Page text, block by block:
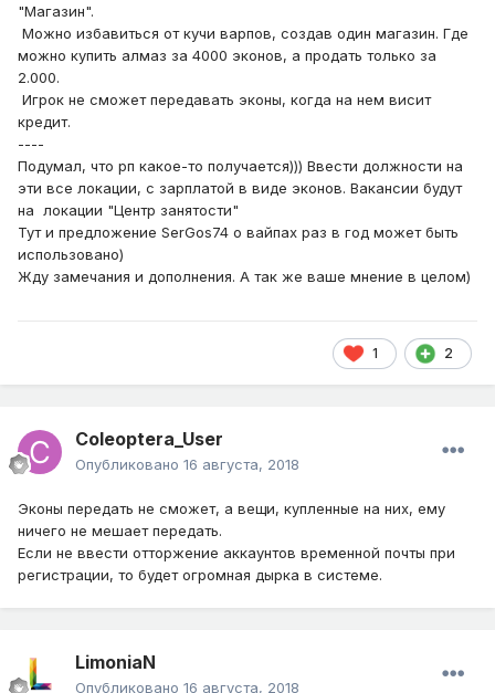
"Магазин".
Можно избавиться от кучи варпов, создав один магазин. Где
можно купить алмаз за 4000 эконов, а продать только за
2.000.
Игрок не сможет передавать эконы, когда на нем висит
кредит.
----
Подумал, что рп какое-то получается))) Ввести должности на
эти все локации, с зарплатой в виде эконов. Вакансии будут
на локации "Центр занятости"
Тут и предложение SerGos74 о вайпах раз в год может быть
использовано)
Жду замечания и дополнения. А так же ваше мнение в целом)
1 2
Coleoptera_User
Опубликовано 16 августа, 2018
Эконы передать не сможет, а вещи, купленные на них, ему
ничего не мешает передать.
Если не ввести отторжение аккаунтов временной почты при
регистрации, то будет огромная дырка в системе.
LimoniaN
Опубликовано 16 августа, 2018